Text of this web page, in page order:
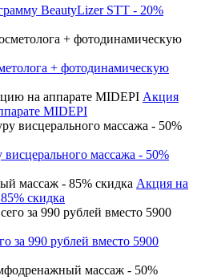
BeautyLizer STT - 20%
+ фотодинамическую
Акция
MIDEPI
массажа - 50%
Акция на
скидка
за 990 рублей вместо 5900